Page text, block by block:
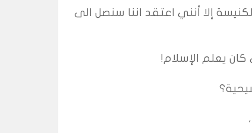
إلا أنني اعتقد اننا سنصل الى
يعلم الإسلام!